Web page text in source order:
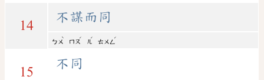
14
不謀而同
ㄅㄨ
ˋ
ㄇㄡ
ˊ
ㄦ
ˊ
ㄊㄨㄥ
ˊ
15
不同